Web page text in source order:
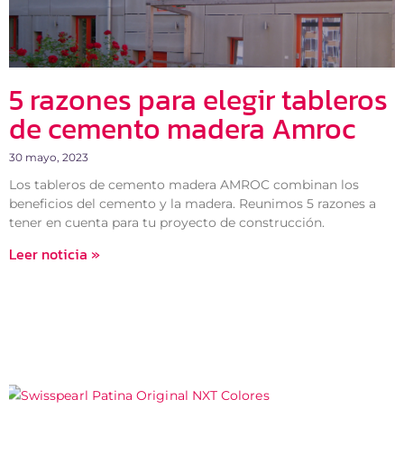
5 razones para elegir tableros
de cemento madera Amroc
30 mayo, 2023
Los tableros de cemento madera AMROC combinan los
beneficios del cemento y la madera. Reunimos 5 razones a
tener en cuenta para tu proyecto de construcción.
Leer noticia »